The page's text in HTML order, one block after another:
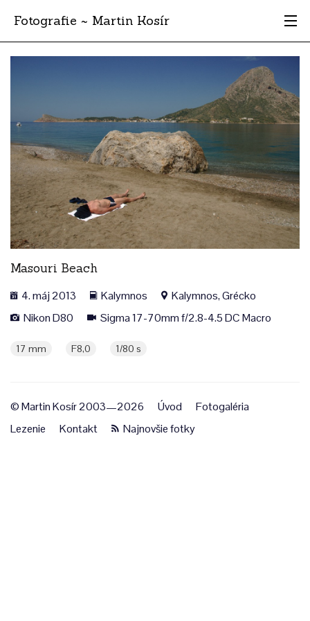
Fotografie ~ Martin Kosír
Moje obľúbené
Miesta
Archív
Vyhľadávanie
Masouri Beach
4. máj 2013 Kalymnos
Kalymnos, Grécko
Nikon D80
Sigma 17-70mm f/2.8-4.5 DC Macro
17 mm F8,0 1/80 s
© Martin Kosír 2003—2026 Úvod
Fotogaléria
Lezenie
Kontakt Najnovšie fotky